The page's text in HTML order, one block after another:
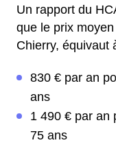
Un rapport du
que le prix
Chierry, équivaut
830 € par an
ans
1 490 € par an
75 ans